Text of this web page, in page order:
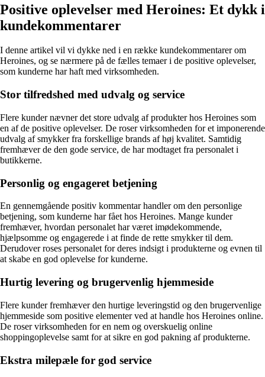
Positive oplevelser med Heroines: Et dykk i
kundekommentarer
I denne artikel vil vi dykke ned i en række kundekommentarer om
Heroines, og se nærmere på de fælles temaer i de positive oplevelser,
som kunderne har haft med virksomheden.
Stor tilfredshed med udvalg og service
Flere kunder nævner det store udvalg af produkter hos Heroines som
en af de positive oplevelser. De roser virksomheden for et imponerende
udvalg af smykker fra forskellige brands af høj kvalitet. Samtidig
fremhæver de den gode service, de har modtaget fra personalet i
butikkerne.
Personlig og engageret betjening
En gennemgående positiv kommentar handler om den personlige
betjening, som kunderne har fået hos Heroines. Mange kunder
fremhæver, hvordan personalet har været imødekommende,
hjælpsomme og engagerede i at finde de rette smykker til dem.
Derudover roses personalet for deres indsigt i produkterne og evnen til
at skabe en god oplevelse for kunderne.
Hurtig levering og brugervenlig hjemmeside
Flere kunder fremhæver den hurtige leveringstid og den brugervenlige
hjemmeside som positive elementer ved at handle hos Heroines online.
De roser virksomheden for en nem og overskuelig online
shoppingoplevelse samt for at sikre en god pakning af produkterne.
Ekstra milepæle for god service